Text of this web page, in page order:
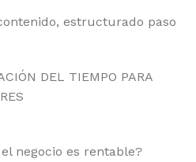
estructurado paso
DEL TIEMPO PARA
negocio es rentable?